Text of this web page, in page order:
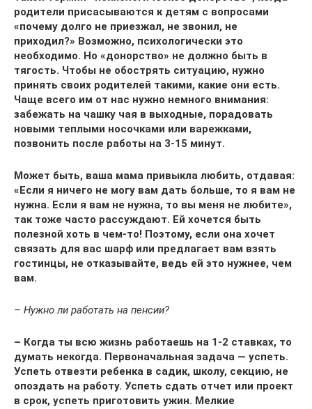
родители присасываются к детям с вопросами
«почему долго не приезжал, не звонил, не
приходил?» Возможно, психологически это
необходимо. Но «донорство» не должно быть в
тягость. Чтобы не обострять ситуацию, нужно
принять своих родителей такими, какие они есть.
Чаще всего им от нас нужно немного внимания:
забежать на чашку чая в выходные, порадовать
новыми теплыми носочками или варежками,
позвонить после работы на 3-15 минут.
Может быть, ваша мама привыкла любить, отдавая:
«Если я ничего не могу вам дать больше, то я вам не
нужна. Если я вам не нужна, то вы меня не любите»,
так тоже часто рассуждают. Ей хочется быть
полезной хоть в чем-то! Поэтому, если она хочет
связать для вас шарф или предлагает вам взять
гостинцы, не отказывайте, ведь ей это нужнее, чем
вам.
– Нужно ли работать на пенсии?
– Когда ты всю жизнь работаешь на 1-2 ставках, то
думать некогда. Первоначальная задача — успеть.
Успеть отвезти ребенка в садик, школу, секцию, не
опоздать на работу. Успеть сдать отчет или проект
в срок, успеть приготовить ужин. Мелкие